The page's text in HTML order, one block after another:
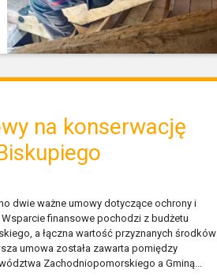
na konserwację
dwie ważne umowy dotyczące ochrony i
finansowe pochodzi z budżetu
a łączna wartość przyznanych środków
umowa została zawarta pomiędzy
Zachodniopomorskiego a Gminą...